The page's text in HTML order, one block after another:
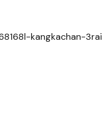
kangkachan-3rai